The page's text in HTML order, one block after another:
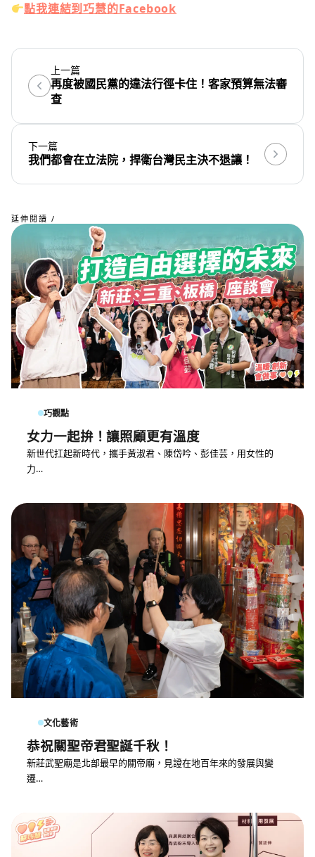
點我連結到巧慧的Facebook
上一篇
再度被國民黨的違法行徑卡住！客家預算無法審
查
下一篇
我們都會在立法院，捍衛台灣民主決不退讓！
延伸閱讀 /
巧觀點
女力一起拚！讓照顧更有溫度
新世代扛起新時代，攜手黃淑君、陳岱吟、彭佳芸，用女性的
力…
文化藝術
恭祝關聖帝君聖誕千秋！
新莊武聖廟是北部最早的關帝廟，見證在地百年來的發展與變
遷…